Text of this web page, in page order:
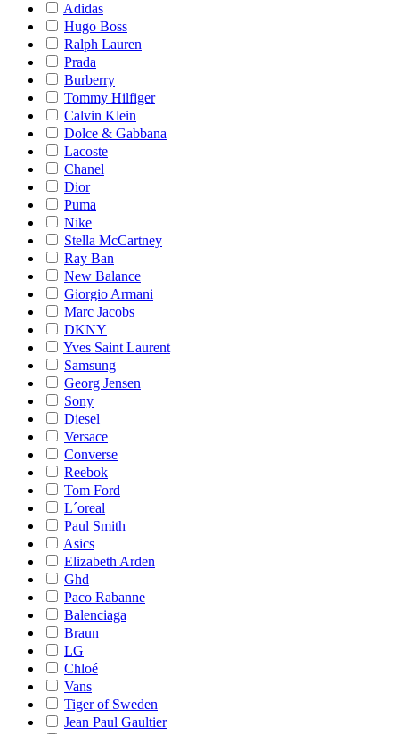
Adidas
Hugo Boss
Ralph Lauren
Prada
Burberry
Tommy Hilfiger
Calvin Klein
Dolce & Gabbana
Lacoste
Chanel
Dior
Puma
Nike
Stella McCartney
Ray Ban
New Balance
Giorgio Armani
Marc Jacobs
DKNY
Yves Saint Laurent
Samsung
Georg Jensen
Sony
Diesel
Versace
Converse
Reebok
Tom Ford
L´oreal
Paul Smith
Asics
Elizabeth Arden
Ghd
Paco Rabanne
Balenciaga
Braun
LG
Chloé
Vans
Tiger of Sweden
Jean Paul Gaultier